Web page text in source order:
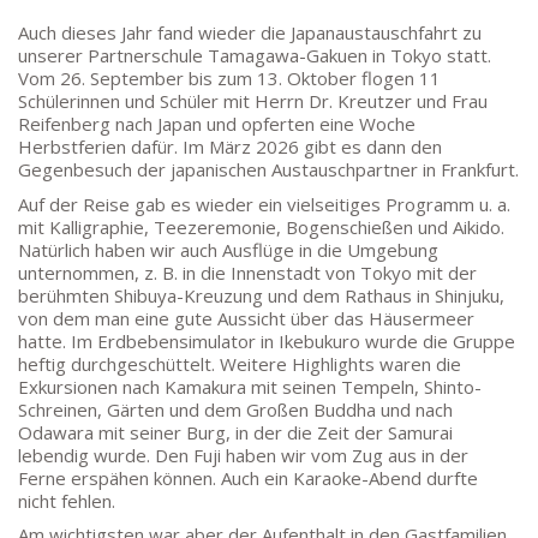
Auch dieses Jahr fand wieder die Japanaustauschfahrt zu
unserer Partnerschule Tamagawa-Gakuen in Tokyo statt.
Vom 26. September bis zum 13. Oktober flogen 11
Schülerinnen und Schüler mit Herrn Dr. Kreutzer und Frau
Reifenberg nach Japan und opferten eine Woche
Herbstferien dafür. Im März 2026 gibt es dann den
Gegenbesuch der japanischen Austauschpartner in Frankfurt.
Auf der Reise gab es wieder ein vielseitiges Programm u. a.
mit Kalligraphie, Teezeremonie, Bogenschießen und Aikido.
Natürlich haben wir auch Ausflüge in die Umgebung
unternommen, z. B. in die Innenstadt von Tokyo mit der
berühmten Shibuya-Kreuzung und dem Rathaus in Shinjuku,
von dem man eine gute Aussicht über das Häusermeer
hatte. Im Erdbebensimulator in Ikebukuro wurde die Gruppe
heftig durchgeschüttelt. Weitere Highlights waren die
Exkursionen nach Kamakura mit seinen Tempeln, Shinto-
Schreinen, Gärten und dem Großen Buddha und nach
Odawara mit seiner Burg, in der die Zeit der Samurai
lebendig wurde. Den Fuji haben wir vom Zug aus in der
Ferne erspähen können. Auch ein Karaoke-Abend durfte
nicht fehlen.
Beethovenstraße 8-10
60325 Frankfurt am Main
SEKRETARIAT AUßENSTELLE
Melanie Jakob, Angela Thönissen
Mo – DO: 8:30 – 13:30 Uhr
Fr: 9:30 – 13:30 Uhr
TEL: 069-212-36869
SCHULLEITUNG
Schulleiterin:Dr. Ute Utech (OStD’n)
stellv. Schulleitung: nn
Studienleiter: Marco Penirschke (StD)
Erweiterte Schulleitung:Hans-Dieter Bunger (StD),
Anette Reifenberg (StD’n), Elke Heidl-Charmillon